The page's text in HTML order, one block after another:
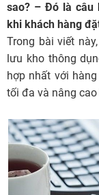
sao? – Đó là câu
khi khách hàng
Trong bài viết
lưu kho thông
hợp nhất với
tối đa và nâng cao